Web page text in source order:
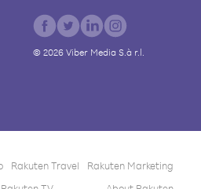
© 2026Viber Media S.à r.l.
Rakuten Travel
Rakuten Marketing